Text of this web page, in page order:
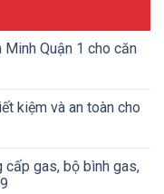
Minh Quận 1 cho căn
kiệm và an toàn cho
cấp gas, bộ bình gas,